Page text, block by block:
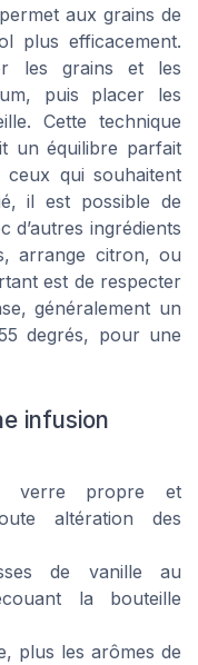
aux grains de
plus efficacement.
les grains et les
puis placer les
Cette technique
un équilibre parfait
qui souhaitent
il est possible de
d’autres ingrédients
arrange citron, ou
est de respecter
généralement un
degrés, pour une
infusion
verre propre et
altération des
de vanille au
la bouteille
plus les arômes de